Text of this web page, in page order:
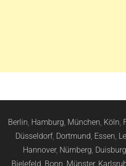
Berlin, Hamburg, München, Köln,
Düsseldorf, Dortmund, Essen,
Hannover, Nürnberg, Duisburg
Bielefeld, Bonn, Münster,